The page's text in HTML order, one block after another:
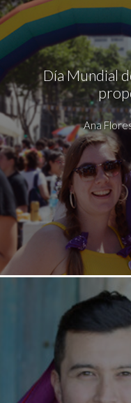
Día Mundial
Ana